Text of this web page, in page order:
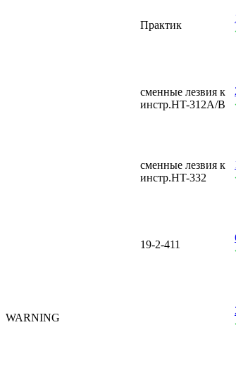
Практик
сменные лезвия к
инстр.HT-312A/B
сменные лезвия к
инстр.HT-332
19-2-411
WARNING